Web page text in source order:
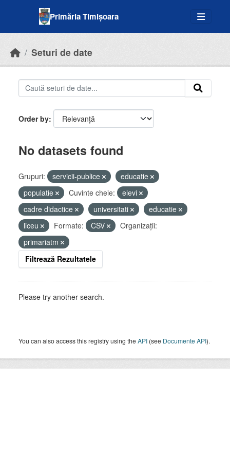
Primăria Timișoara
Seturi de date
Order by
No datasets found
Grupuri: servicii-publice
educatie
populatie
Cuvinte cheie:
elevi
cadre didactice
universitati
educatie
liceu
Formate: CSV
Organizații:
primariatm
Filtrează Rezultatele
Please try another search.
You can also access this registry using theAPI (see Documente API).